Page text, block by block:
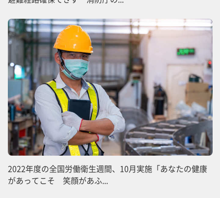
2022年度の全国労働衛生週間、10月実施「あなたの健康
があってこそ 笑顔があふ...